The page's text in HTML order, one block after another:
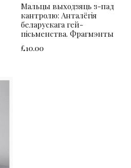
Мальцы выходзяць з-пад
кантролю: Анталёгія
беларускага гей-
пісьменства. Фрагмэнты
£10.00